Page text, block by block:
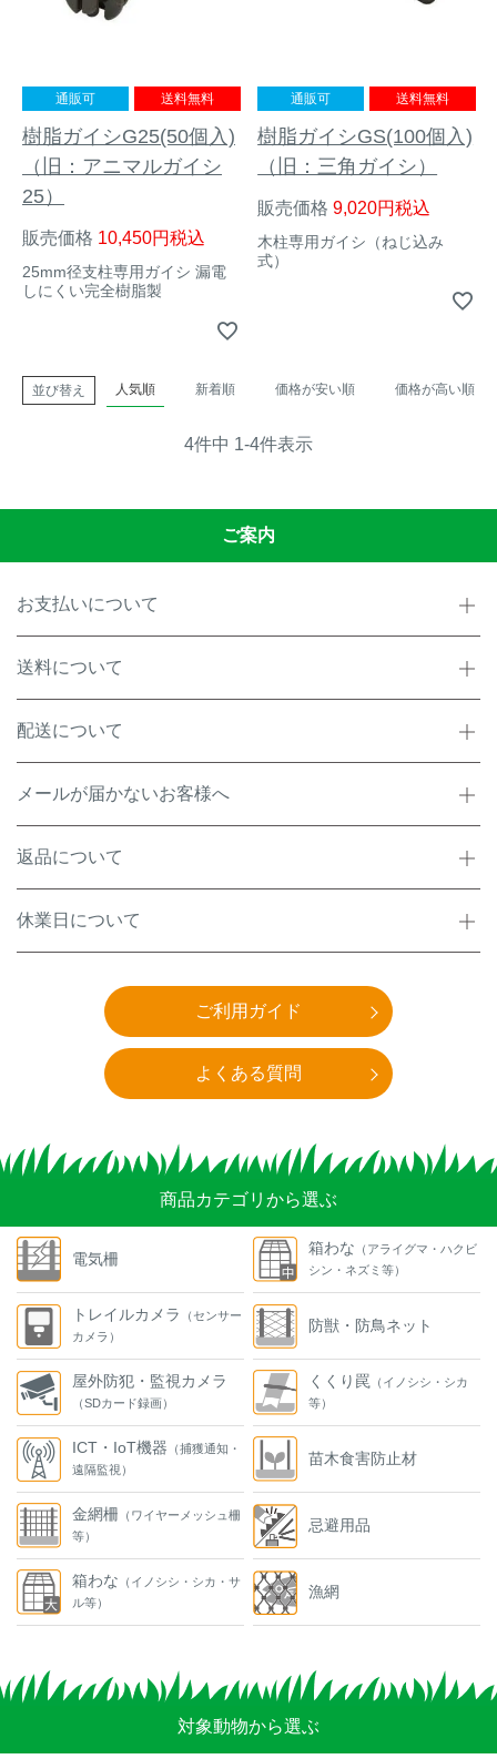
通販可 送料無料
樹脂ガイシG25(50個入)
（旧：アニマルガイシ
25）
販売価格 10,450 税込
25mm径支柱専用ガイシ 漏電
しにくい完全樹脂製
通販可 送料無料
樹脂ガイシGS(100個入)
（旧：三角ガイシ）
販売価格 9,020 税込
木柱専用ガイシ（ねじ込み
式）
並び替え 人気順 新着順 価格が安い順 価格が高い順
4件中 1-4件表示
ご案内
お支払いについて
送料について
配送について
メールが届かないお客様へ
返品について
休業日について
ご利用ガイド
よくある質問
商品カテゴリから選ぶ
電気柵
トレイルカメラ
（センサー
カメラ）
屋外防犯・監視カメラ
（SDカード録画）
ICT・IoT機器 （捕獲通知・
遠隔監視）
金網柵 （ワイヤーメッシュ柵
等）
箱わな （イノシシ・シカ・サ
ル等）
箱わな （アライグマ・ハクビ
シン・ネズミ等）
防獣・防鳥ネット
くくり罠 （イノシシ・シカ
等）
苗木食害防止材
忌避用品
漁網
対象動物から選ぶ
サル対策
クマ対策
ハクビシン対策
アナグマ対策
ネズミ・モグラ対策
鳥・カラス対策
ブラックバス・
ブルーギル対策
閉じる